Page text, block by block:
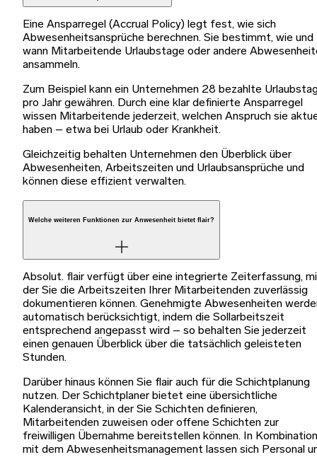
Eine Ansparregel (Accrual Policy) legt fest, wie sich
Abwesenheitsansprüche berechnen. Sie bestimmt, wie und
wann Mitarbeitende Urlaubstage oder andere
ansammeln.
Zum Beispiel kann ein Unternehmen 28 bezahlte
pro Jahr gewähren. Durch eine klar definierte Ansparregel
wissen Mitarbeitende jederzeit, welchen Anspruch sie
haben – etwa bei Urlaub oder Krankheit.
Gleichzeitig behalten Unternehmen den Überblick über
Abwesenheiten, Arbeitszeiten und Urlaubsansprüche und
können diese effizient verwalten.
Welche weiteren Funktionen zur Anwesenheit bietet flair?
Absolut. flair verfügt über eine integrierte Zeiterfassung,
der Sie die Arbeitszeiten Ihrer Mitarbeitenden zuverlässig
dokumentieren können. Genehmigte Abwesenheiten
automatisch berücksichtigt, indem die Sollarbeitszeit
entsprechend angepasst wird – so behalten Sie jederzeit
einen genauen Überblick über die tatsächlich geleisteten
Stunden.
Darüber hinaus können Sie flair auch für die Schichtplanung
nutzen. Der Schichtplaner bietet eine übersichtliche
Kalenderansicht, in der Sie Schichten definieren,
Mitarbeitenden zuweisen oder offene Schichten zur
freiwilligen Übernahme bereitstellen können. In Kombination
mit dem Abwesenheitsmanagement lassen sich Personal